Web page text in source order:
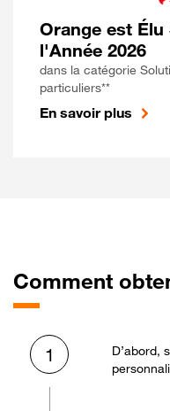
Orange est
l'Année 2026
dans la catégorie
particuliers**
En savoir plus
Comment
1
D’abord,